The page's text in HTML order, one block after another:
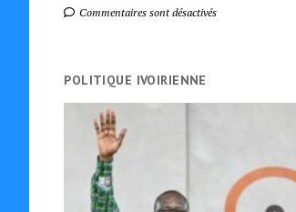
Commentaires sont désactivés
POLITIQUE IVOIRIENNE